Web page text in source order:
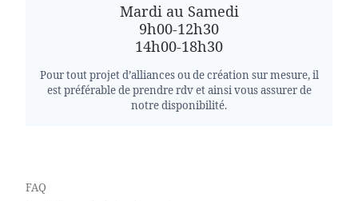
Mardi au Samedi
9h00-12h30
14h00-18h30
Pour tout projet d’alliances ou de création sur mesure, il
est préférable de prendre rdv et ainsi vous assurer de
notre disponibilité.
FAQ